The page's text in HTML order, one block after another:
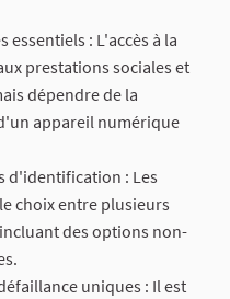
: L'accès à la
prestations sociales et
dépendre de la
appareil numérique
d'identification : Les
choix entre plusieurs
des options non-
uniques : Il est